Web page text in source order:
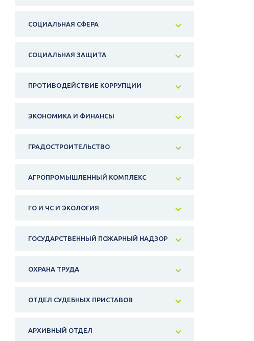
СОЦИАЛЬНАЯ СФЕРА
СОЦИАЛЬНАЯ ЗАЩИТА
ПРОТИВОДЕЙСТВИЕ КОРРУПЦИИ
ЭКОНОМИКА И ФИНАНСЫ
ГРАДОСТРОИТЕЛЬСТВО
АГРОПРОМЫШЛЕННЫЙ КОМПЛЕКС
ГО И ЧС И ЭКОЛОГИЯ
ГОСУДАРСТВЕННЫЙ ПОЖАРНЫЙ НАДЗОР
ОХРАНА ТРУДА
ОТДЕЛ СУДЕБНЫХ ПРИСТАВОВ
АРХИВНЫЙ ОТДЕЛ